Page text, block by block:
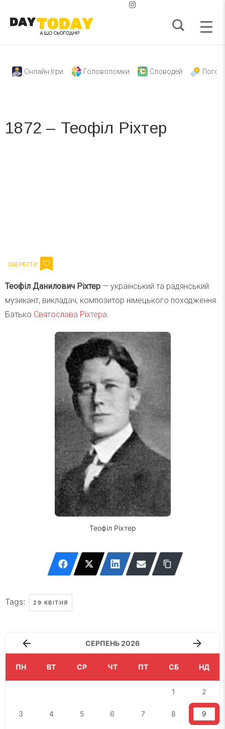
Онлайн Ігри Головоломки Словодей
1872 – Теофіл Ріхтер
Теофіл Данилович Ріхтер — український та радянський
музикант, викладач, композитор німецького походження.
Батько Святослава Ріхтера.
Теофіл Ріхтер
Tags: 29 КВІТНЯ
СЕРПЕНЬ 2026
ПН ВТ СР ЧТ ПТ СБ НД
1 2
3 4 5 6 7 8 9